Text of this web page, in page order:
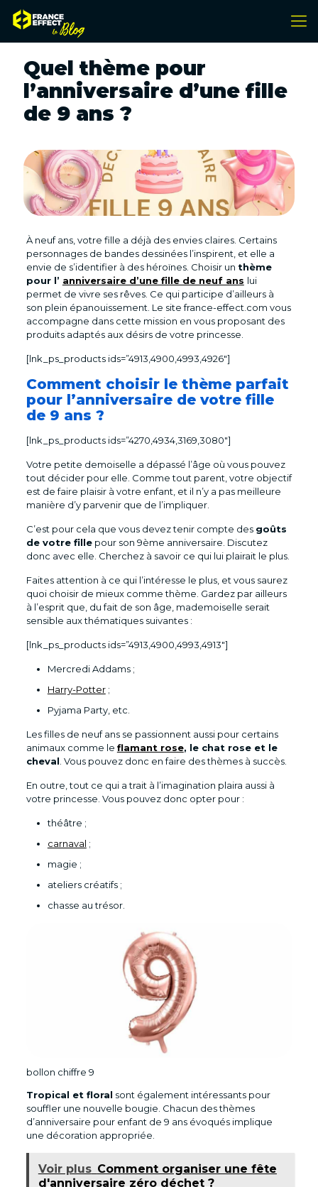
Quel thème pour
l’anniversaire d’une fille
de 9 ans ?
À neuf ans, votre fille a déjà des envies claires. Certains
personnages de bandes dessinées l’inspirent, et elle a
envie de s’identifier à des héroïnes. Choisir un thème
pour l’ anniversaire d’une fille de neuf ans lui
permet de vivre ses rêves. Ce qui participe d’ailleurs à
son plein épanouissement. Le site france-effect.com vous
accompagne dans cette mission en vous proposant des
produits adaptés aux désirs de votre princesse.
[lnk_ps_products ids=”4913,4900,4993,4926″]
Comment choisir le thème parfait
pour l’anniversaire de votre fille
de 9 ans ?
[lnk_ps_products ids=”4270,4934,3169,3080″]
Votre petite demoiselle a dépassé l’âge où vous pouvez
tout décider pour elle. Comme tout parent, votre objectif
est de faire plaisir à votre enfant, et il n’y a pas meilleure
manière d’y parvenir que de l’impliquer.
C’est pour cela que vous devez tenir compte des goûts
de votre fillepour son 9ème anniversaire. Discutez
donc avec elle. Cherchez à savoir ce qui lui plairait le plus.
Faites attention à ce qui l’intéresse le plus, et vous saurez
quoi choisir de mieux comme thème. Gardez par ailleurs
à l’esprit que, du fait de son âge, mademoiselle serait
sensible aux thématiques suivantes :
[lnk_ps_products ids=”4913,4900,4993,4913″]
Mercredi Addams ;
Harry-Potter;
Pyjama Party, etc.
Les filles de neuf ans se passionnent aussi pour certains
animaux comme le flamant rose, le chat rose et le
cheval . Vous pouvez donc en faire des thèmes à succès.
En outre, tout ce qui a trait à l’imagination plaira aussi à
votre princesse. Vous pouvez donc opter pour :
théâtre ;
carnaval ;
magie ;
ateliers créatifs ;
chasse au trésor.
bollon chiffre 9
Tropical et floral sont également intéressants pour
souffler une nouvelle bougie. Chacun des thèmes
d’anniversaire pour enfant de 9 ans évoqués implique
une décoration appropriée.
Voir plus Comment organiser une fête
d'anniversaire zéro déchet ?